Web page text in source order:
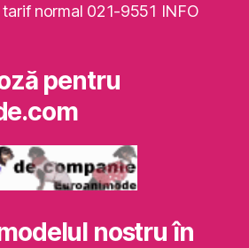
normal 021-9551 INFO
pentru
nostru în